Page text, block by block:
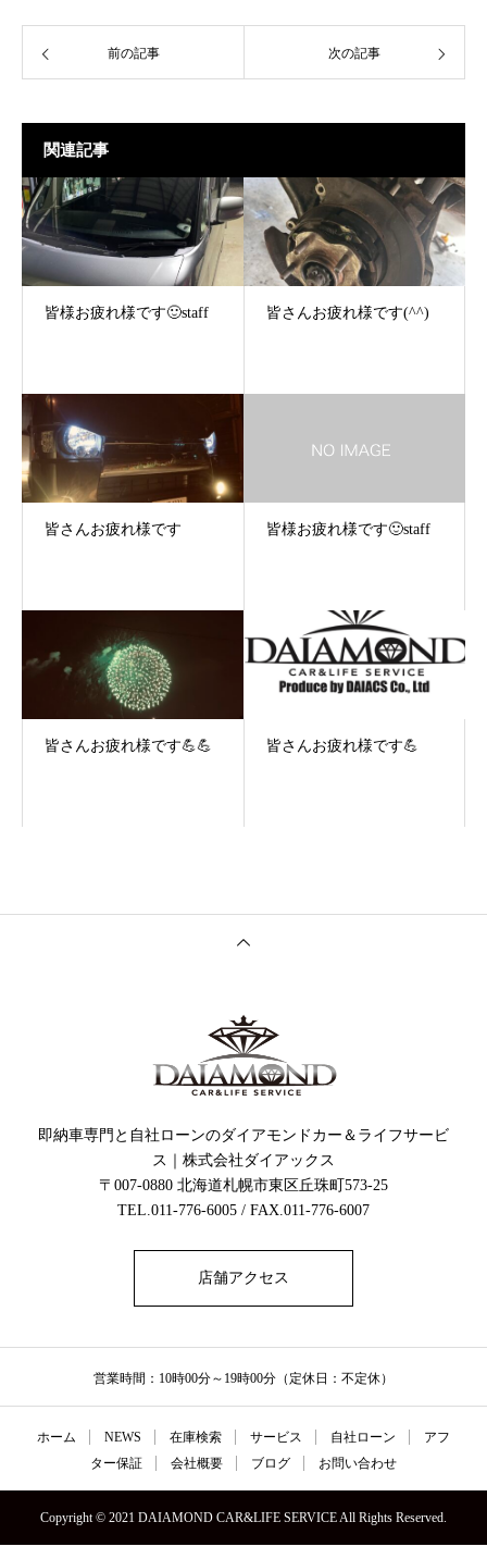
前の記事 次の記事
関連記事
皆様お疲れ様です🙂staff 皆さんお疲れ様です(^^)
皆さんお疲れ様です 皆様お疲れ様です🙂staff
皆さんお疲れ様です💪💪 皆さんお疲れ様です💪
即納車専門と自社ローンのダイアモンドカー＆ライフサービ
ス｜株式会社ダイアックス
〒007-0880 北海道札幌市東区丘珠町573-25
TEL.011-776-6005 / FAX.011-776-6007
店舗アクセス
営業時間：10時00分～19時00分（定休日：不定休）
ホーム NEWS 在庫検索 サービス 自社ローン
アフ
ター保証
会社概要 ブログ お問い合わせ
Copyright © 2021 DAIAMOND CAR&LIFE SERVICE All Rights Reserved.